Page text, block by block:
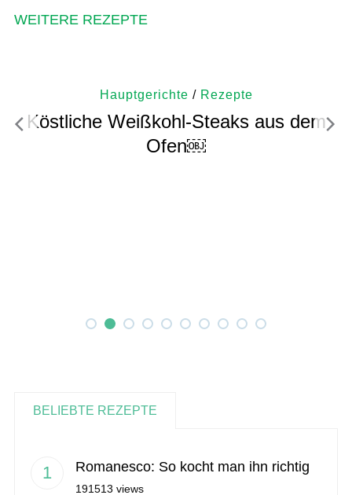
WEITERE REZEPTE
Hauptgerichte / Rezepte
Köstliche Weißkohl-Steaks aus dem
Ofen￼
BELIEBTE REZEPTE
Romanesco: So kocht man ihn richtig
191513 views